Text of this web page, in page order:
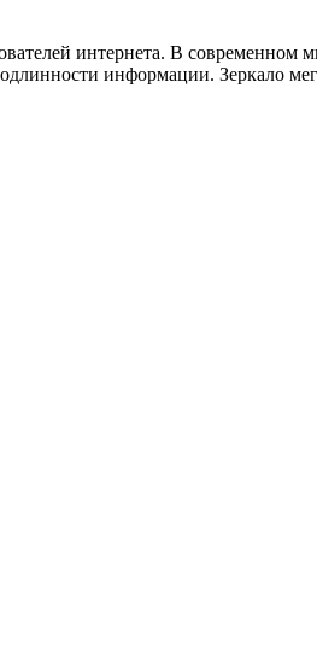
интернета. В современном
информации. Зеркало